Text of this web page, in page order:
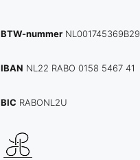
BTW-nummer NL001745369B29
IBAN NL22 RABO 0158 5467 41
BIC RABONL2U